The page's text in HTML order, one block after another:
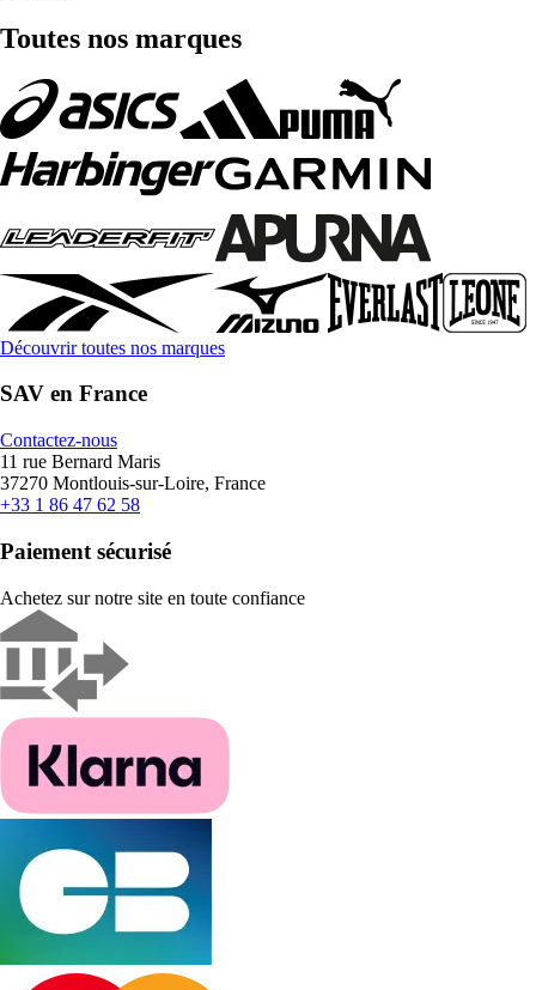
Toutes nos marques
Découvrir toutes nos marques
SAV en France
Contactez-nous
11 rue Bernard Maris
37270 Montlouis-sur-Loire, France
+33 1 86 47 62 58
Paiement sécurisé
Achetez sur notre site en toute confiance